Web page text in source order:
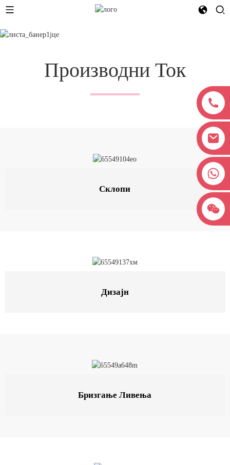
Производни Ток
Склопи
Дизајн
Бризгање Ливења